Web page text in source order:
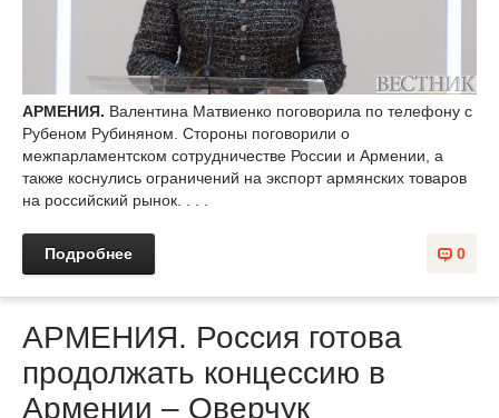
АРМЕНИЯ. Валентина Матвиенко поговорила по телефону с
Рубеном Рубиняном. Стороны поговорили о
межпарламентском сотрудничестве России и Армении, а
также коснулись ограничений на экспорт армянских товаров
на российский рынок. . . .
0
Подробнее
АРМЕНИЯ. Россия готова
продолжать концессию в
Армении – Оверчук